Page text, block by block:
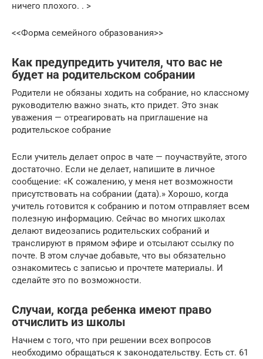
ничего плохого. . >
<<Форма семейного образования>>
Как предупредить учителя, что вас не
будет на родительском собрании
Родители не обязаны ходить на собрание, но классному
руководителю важно знать, кто придет. Это знак
уважения — отреагировать на приглашение на
родительское собрание
Если учитель делает опрос в чате — поучаствуйте, этого
достаточно. Если не делает, напишите в личное
сообщение: «К сожалению, у меня нет возможности
присутствовать на собрании (дата).» Хорошо, когда
учитель готовится к собранию и потом отправляет всем
полезную информацию. Сейчас во многих школах
делают видеозапись родительских собраний и
транслируют в прямом эфире и отсылают ссылку по
почте. В этом случае добавьте, что вы обязательно
ознакомитесь с записью и прочтете материалы. И
сделайте это по возможности.
Случаи, когда ребенка имеют право
отчислить из школы
Начнем с того, что при решении всех вопросов
необходимо обращаться к законодательству. Есть ст. 61